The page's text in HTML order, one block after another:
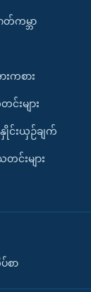
ကမ္ဘာ
ကစား
းများ
နှိုင်းယှဉ်ချက်
တင်းများ
စာ